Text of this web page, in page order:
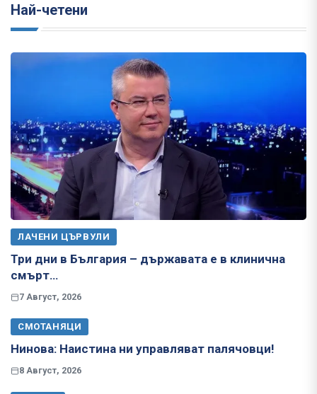
Най-четени
ЛАЧЕНИ ЦЪРВУЛИ
Три дни в България – държавата е в клинична
смърт…
7 Август, 2026
СМОТАНЯЦИ
Нинова: Наистина ни управляват палячовци!
8 Август, 2026